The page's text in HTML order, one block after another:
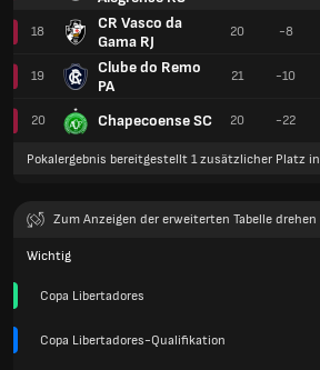
18
CR Vasco da
Gama RJ
19
Clube do Remo
PA
20 Chapecoense SC
20 -8
21 -10
20 -22
Pokalergebnis bereitgestellt 1 zusätzlicher Platz
Zum Anzeigen der erweiterten Tabelle drehen
Wichtig
Copa Libertadores
Copa Libertadores-Qualifikation